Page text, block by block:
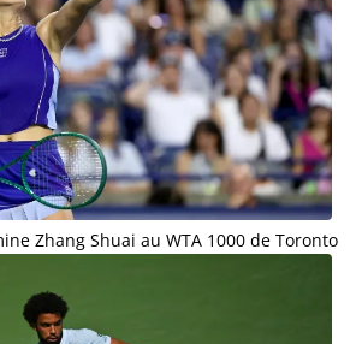
Zhang Shuai au WTA 1000 de Toronto